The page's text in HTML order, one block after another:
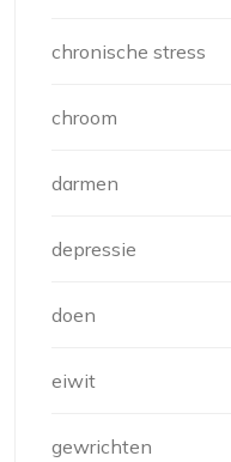
chronische stress
chroom
darmen
depressie
doen
eiwit
gewrichten